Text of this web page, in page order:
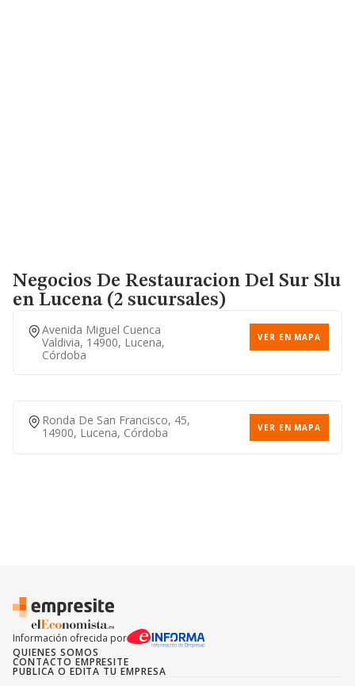
Negocios De Restauracion Del Sur Slu
en Lucena (2 sucursales)
Avenida Miguel Cuenca
Valdivia, 14900, Lucena,
Córdoba
VER EN MAPA
Ronda De San Francisco, 45,
14900, Lucena, Córdoba
VER EN MAPA
Información ofrecida por
QUIENES SOMOS
CONTACTO EMPRESITE
PUBLICA O EDITA TU EMPRESA